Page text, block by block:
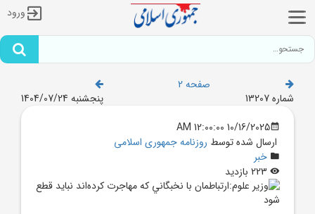
ورود
صفحه 2
شماره 13207
پنجشنبه 1404/07/24
10/16/2025 12:00:00 AM
ارسال شده توسط روزنامه جمهوری اسلامی
خبر